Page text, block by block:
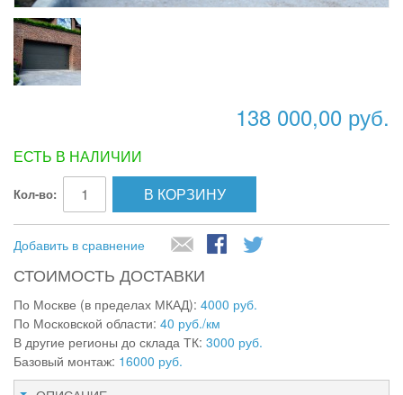
138 000,00 руб.
ЕСТЬ В НАЛИЧИИ
Кол-во: В КОРЗИНУ
Добавить в сравнение
СТОИМОСТЬ ДОСТАВКИ
По Москве (в пределах МКАД): 4000 руб.
По Московской области: 40 руб./км
В другие регионы до склада ТК: 3000 руб.
Базовый монтаж: 16000 руб.